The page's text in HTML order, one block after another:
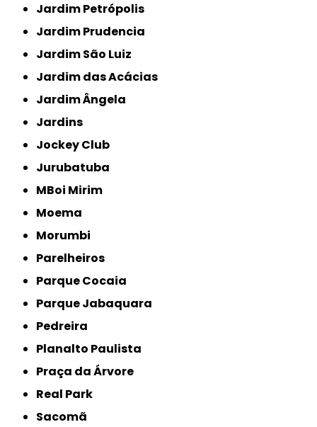
Jardim Petrópolis
Jardim Prudencia
Jardim São Luiz
Jardim das Acácias
Jardim Ângela
Jardins
Jockey Club
Jurubatuba
MBoi Mirim
Moema
Morumbi
Parelheiros
Parque Cocaia
Parque Jabaquara
Pedreira
Planalto Paulista
Praça da Árvore
Real Park
Sacomã